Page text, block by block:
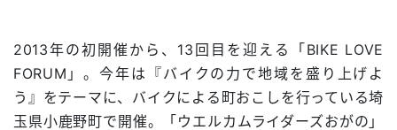
2013年の初開催から、13回目を迎える「BIKE LOVE
FORUM」。今年は『バイクの力で地域を盛り上げよ
う』をテーマに、バイクによる町おこしを行っている埼
玉県小鹿野町で開催。「ウエルカムライダーズおがの」